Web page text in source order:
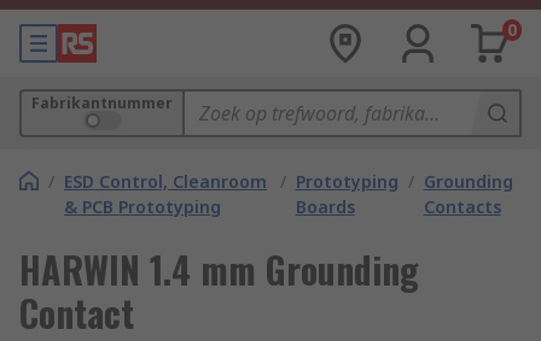
0
Fabrikantnummer
/ ESD Control, Cleanroom
& PCB Prototyping
/ Prototyping
Boards
/ Grounding
Contacts
HARWIN 1.4 mm Grounding
Contact